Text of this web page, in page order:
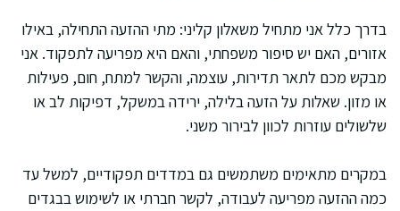
בדרך כלל אני מתחיל משאלון קליני: מתי ההזעה התחילה, באילו
אזורים, האם יש סיפור משפחתי, והאם היא מפריעה לתפקוד. אני
מבקש מכם לתאר תדירות, עוצמה, והקשר למתח, חום, פעילות
או מזון. שאלות על הזעה בלילה, ירידה במשקל, דפיקות לב או
שלשולים עוזרות לכוון לבירור משני.
במקרים מתאימים משתמשים גם במדדים תפקודיים, למשל עד
כמה ההזעה מפריעה לעבודה, לקשר חברתי או לשימוש בבגדים